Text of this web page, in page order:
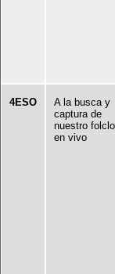
4ESO
A la busca y
captura de
nuestro
en vivo